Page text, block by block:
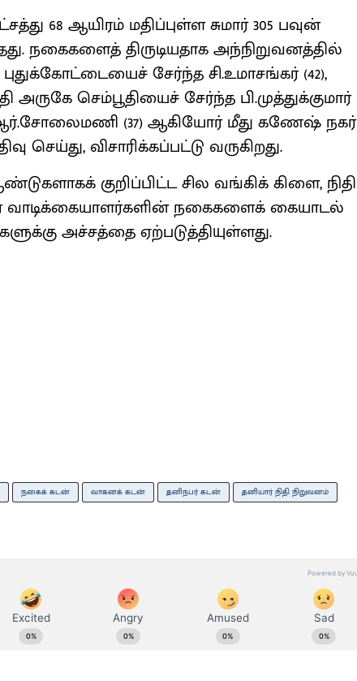
68 ஆயிரம் மதிப்புள்ள சுமார் 305 பவுன்
நகைகளைத் திருடியதாக அந்நிறுவனத்தில்
சேர்ந்த சி.உமாசங்கர் (42),
செம்பூதியைச் சேர்ந்த பி.முத்துக்குமார்
(37) ஆகியோர் மீது கணேஷ் நகர்
செய்து, விசாரிக்கப்பட்டு வருகிறது.
குறிப்பிட்ட சில வங்கிக் கிளை, நிதி
வாடிக்கையாளர்களின் நகைகளைக் கையாடல்
அச்சத்தை ஏற்படுத்தியுள்ளது.
நகைக் கடன் வாகனக் கடன் தனிநபர் கடன் தனியார் நிதி நிறுவனம்